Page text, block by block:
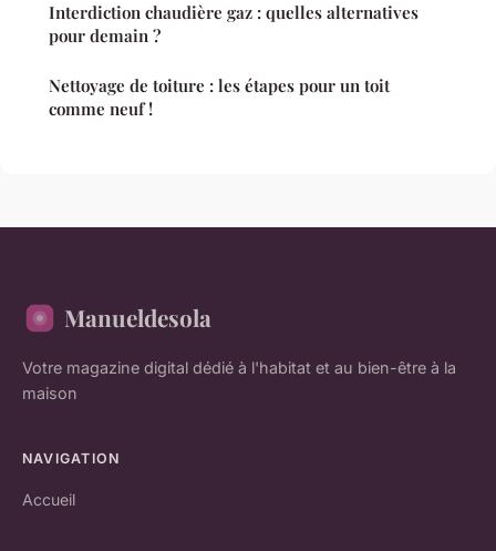
Interdiction chaudière gaz : quelles alternatives
pour demain ?
Nettoyage de toiture : les étapes pour un toit
comme neuf !
Manueldesola
Votre magazine digital dédié à l'habitat et au bien-être à la
maison
NAVIGATION
Accueil